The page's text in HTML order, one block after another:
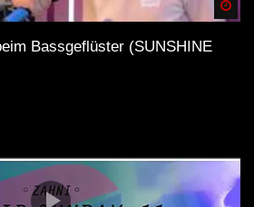
Bassgeflüster (SUNSHINE